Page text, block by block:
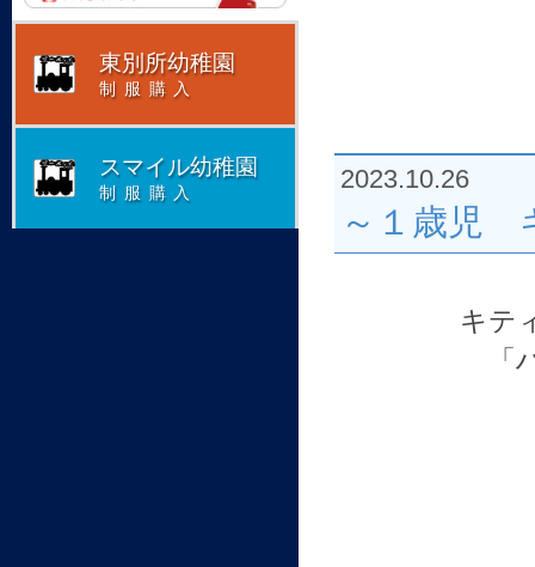
2023.10.26
～１歳児
キテ
東別所幼稚園
制服購入
スマイル幼稚園
制服購入